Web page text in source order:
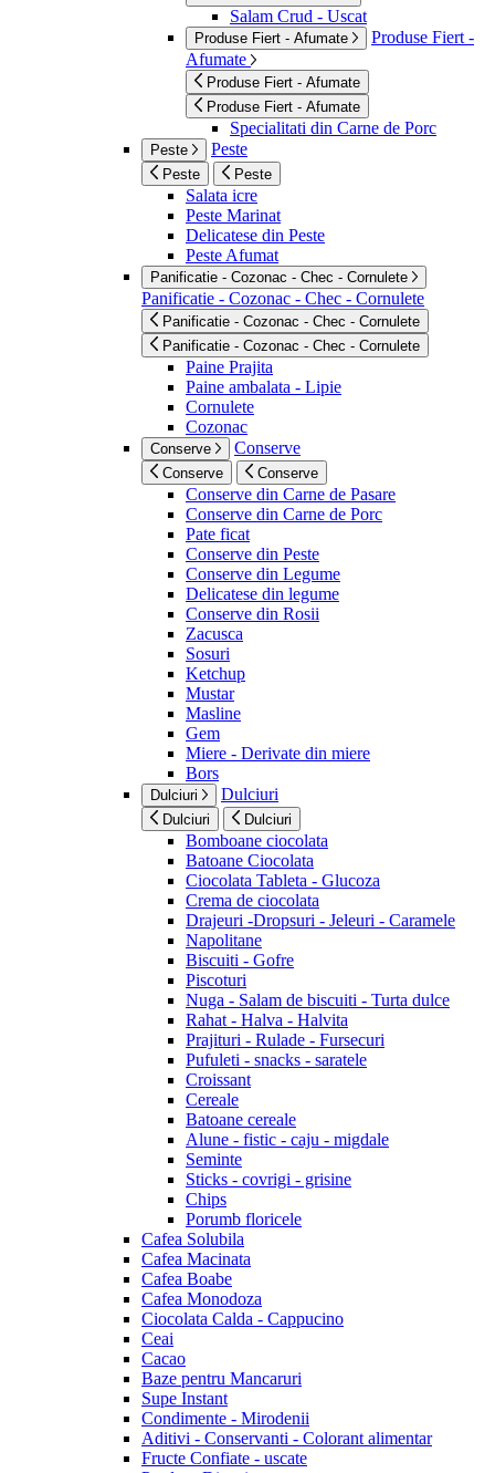
Salam Crud - Uscat
Produse Fiert - Afumate
Produse Fiert -
Afumate
Produse Fiert - Afumate
Produse Fiert - Afumate
Specialitati din Carne de Porc
Peste Peste
Peste Peste
Salata icre
Peste Marinat
Delicatese din Peste
Peste Afumat
Panificatie - Cozonac - Chec - Cornulete
Panificatie - Cozonac - Chec - Cornulete
Panificatie - Cozonac - Chec - Cornulete
Panificatie - Cozonac - Chec - Cornulete
Paine Prajita
Paine ambalata - Lipie
Cornulete
Cozonac
Conserve Conserve
Conserve Conserve
Conserve din Carne de Pasare
Conserve din Carne de Porc
Pate ficat
Conserve din Peste
Conserve din Legume
Delicatese din legume
Conserve din Rosii
Zacusca
Sosuri
Ketchup
Mustar
Masline
Gem
Miere - Derivate din miere
Bors
Dulciuri Dulciuri
Dulciuri Dulciuri
Bomboane ciocolata
Batoane Ciocolata
Ciocolata Tableta - Glucoza
Crema de ciocolata
Drajeuri -Dropsuri - Jeleuri - Caramele
Napolitane
Biscuiti - Gofre
Piscoturi
Nuga - Salam de biscuiti - Turta dulce
Rahat - Halva - Halvita
Prajituri - Rulade - Fursecuri
Pufuleti - snacks - saratele
Croissant
Cereale
Batoane cereale
Alune - fistic - caju - migdale
Seminte
Sticks - covrigi - grisine
Chips
Porumb floricele
Cafea Solubila
Cafea Macinata
Cafea Boabe
Cafea Monodoza
Ciocolata Calda - Cappucino
Ceai
Cacao
Baze pentru Mancaruri
Supe Instant
Condimente - Mirodenii
Aditivi - Conservanti - Colorant alimentar
Fructe Confiate - uscate